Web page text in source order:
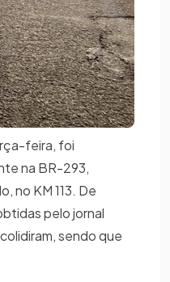
feira, foi
na BR-293,
no KM 113. De
pelo jornal
sendo que